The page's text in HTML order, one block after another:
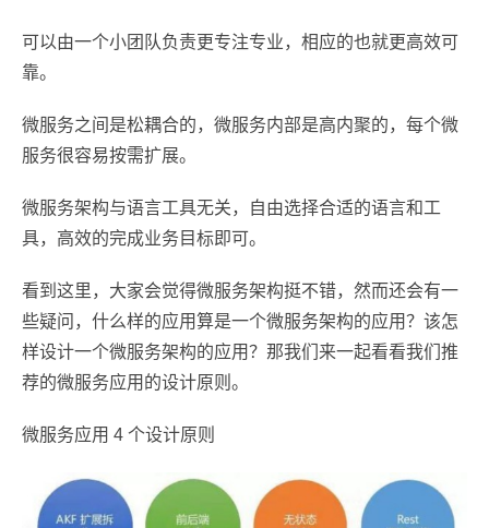
可以由一个小团队负责更专注专业，相应的也就更高效可
靠。
微服务之间是松耦合的，微服务内部是高内聚的，每个微
服务很容易按需扩展。
微服务架构与语言工具无关，自由选择合适的语言和工
具，高效的完成业务目标即可。
看到这里，大家会觉得微服务架构挺不错，然而还会有一
些疑问，什么样的应用算是一个微服务架构的应用？该怎
样设计一个微服务架构的应用？那我们来一起看看我们推
荐的微服务应用的设计原则。
微服务应用 4 个设计原则